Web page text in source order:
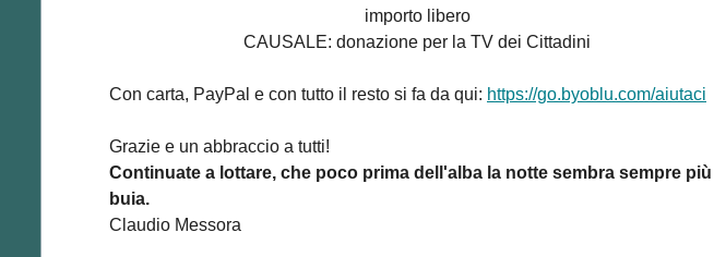
importo libero
CAUSALE: donazione per la TV dei Cittadini
Con carta, PayPal e con tutto il resto si fa da qui: https://go.byoblu.com/aiutaci
Grazie e un abbraccio a tutti!
Continuate a lottare, che poco prima dell'alba la notte sembra sempre più
buia.
Claudio Messora